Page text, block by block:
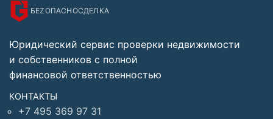
БЕZОПАСНОСДЕЛКА
Юридический сервис проверки недвижимости
и собственников с полной
финансовой ответственностью
КОНТАКТЫ
+7 495 369 97 31